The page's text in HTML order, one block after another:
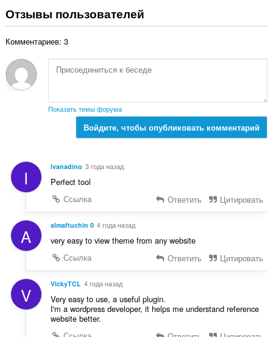
е
н
:
г
ц
е
к
:
Отзывы пользователей
Комментариев: 3
Показать темы форума
Войдите, чтобы опубликовать комментарий
I ivanadino 3 года назад
Perfect tool
Ссылка
Ответить Цитировать
A almaftuchin 0 4 года назад
very easy to view theme from any website
Ссылка
Ответить Цитировать
V VickyTCL 4 года назад
Very easy to use, a useful plugin.
I'm a wordpress developer, it helps me understand reference
website better.